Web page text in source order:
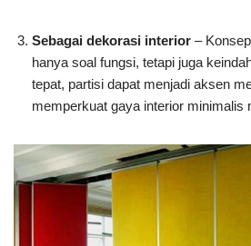
Sebagai dekorasi interior – Konsep
hanya soal fungsi, tetapi juga
tepat, partisi dapat menjadi aksen
memperkuat gaya interior minimalis